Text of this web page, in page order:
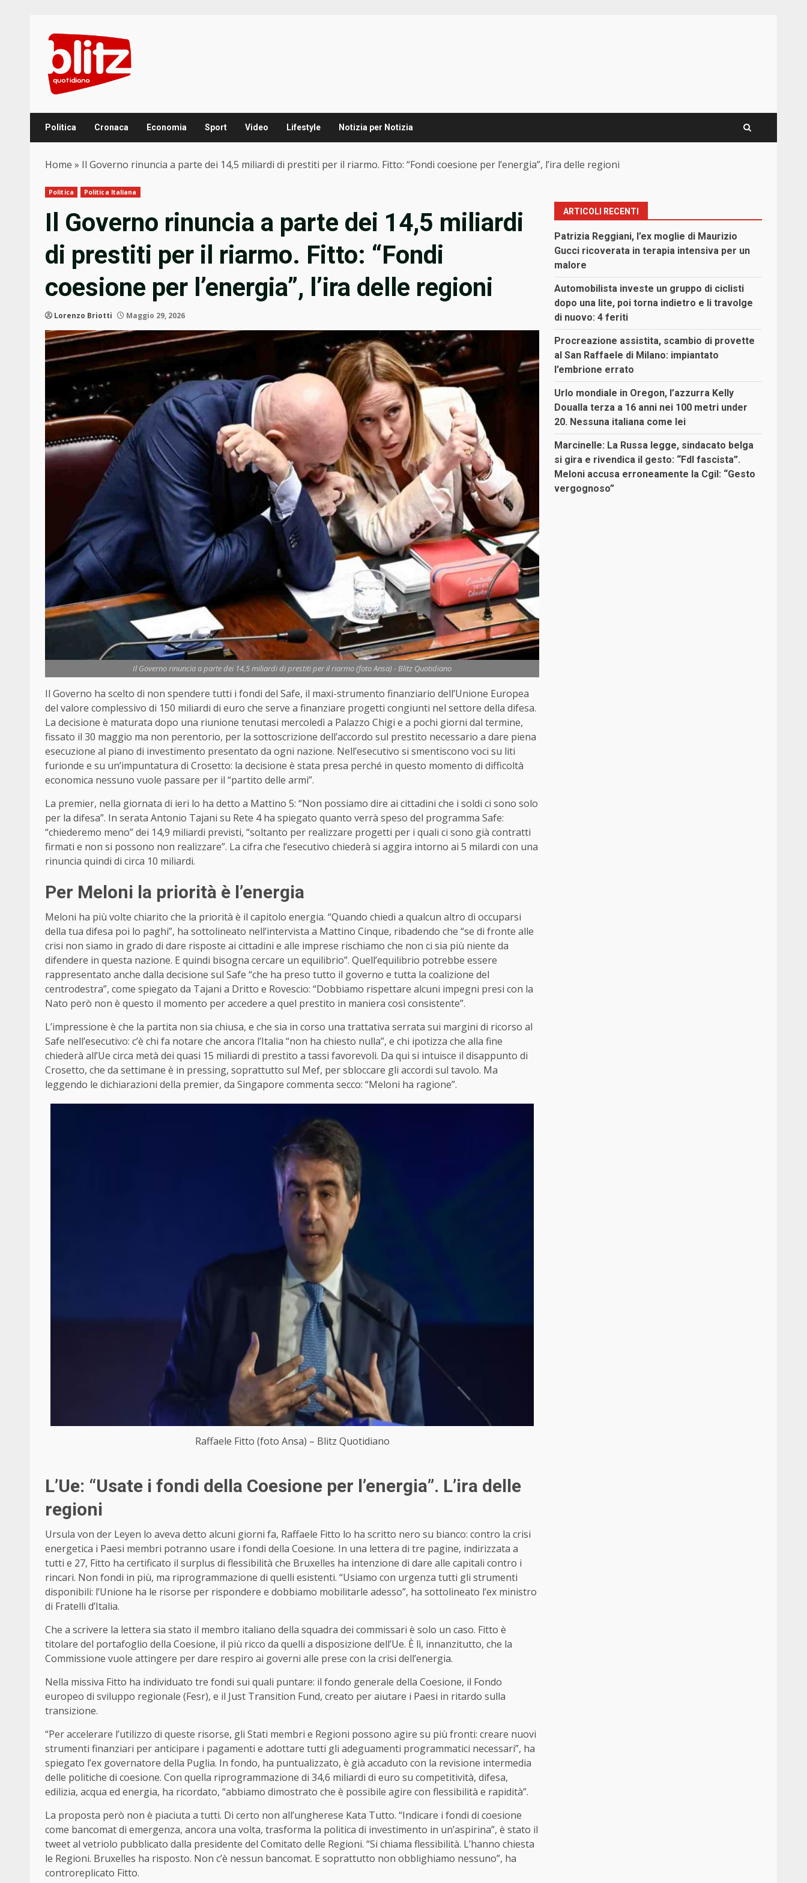
content
Politica Cronaca Economia Sport Video Lifestyle Notizia per Notizia
Home » Il Governo rinuncia a parte dei 14,5 miliardi di prestiti per il riarmo. Fitto: “Fondi coesione per l’energia”, l’ira delle regioni
Politica Politica Italiana
Il Governo rinuncia a parte dei 14,5 miliardi
di prestiti per il riarmo. Fitto: “Fondi
coesione per l’energia”, l’ira delle regioni
Lorenzo Briotti Maggio 29, 2026
Il Governo rinuncia a parte dei 14,5 miliardi di prestiti per il riarmo (foto Ansa) - Blitz Quotidiano
Il Governo ha scelto di non spendere tutti i fondi del Safe, il maxi-strumento finanziario dell’Unione Europea
del valore complessivo di 150 miliardi di euro che serve a finanziare progetti congiunti nel settore della difesa.
La decisione è maturata dopo una riunione tenutasi mercoledì a Palazzo Chigi e a pochi giorni dal termine,
fissato il 30 maggio ma non perentorio, per la sottoscrizione dell’accordo sul prestito necessario a dare piena
esecuzione al piano di investimento presentato da ogni nazione. Nell’esecutivo si smentiscono voci su liti
furionde e su un’impuntatura di Crosetto: la decisione è stata presa perché in questo momento di difficoltà
economica nessuno vuole passare per il “partito delle armi”.
La premier, nella giornata di ieri lo ha detto a Mattino 5: “Non possiamo dire ai cittadini che i soldi ci sono solo
per la difesa”. In serata Antonio Tajani su Rete 4 ha spiegato quanto verrà speso del programma Safe:
“chiederemo meno” dei 14,9 miliardi previsti, “soltanto per realizzare progetti per i quali ci sono già contratti
firmati e non si possono non realizzare”. La cifra che l’esecutivo chiederà si aggira intorno ai 5 milardi con una
rinuncia quindi di circa 10 miliardi.
Per Meloni la priorità è l’energia
Meloni ha più volte chiarito che la priorità è il capitolo energia. “Quando chiedi a qualcun altro di occuparsi
della tua difesa poi lo paghi”, ha sottolineato nell’intervista a Mattino Cinque, ribadendo che “se di fronte alle
crisi non siamo in grado di dare risposte ai cittadini e alle imprese rischiamo che non ci sia più niente da
difendere in questa nazione. E quindi bisogna cercare un equilibrio”. Quell’equilibrio potrebbe essere
rappresentato anche dalla decisione sul Safe “che ha preso tutto il governo e tutta la coalizione del
centrodestra”, come spiegato da Tajani a Dritto e Rovescio: “Dobbiamo rispettare alcuni impegni presi con la
Nato però non è questo il momento per accedere a quel prestito in maniera così consistente”.
L’impressione è che la partita non sia chiusa, e che sia in corso una trattativa serrata sui margini di ricorso al
Safe nell’esecutivo: c’è chi fa notare che ancora l’Italia “non ha chiesto nulla”, e chi ipotizza che alla fine
chiederà all’Ue circa metà dei quasi 15 miliardi di prestito a tassi favorevoli. Da qui si intuisce il disappunto di
Crosetto, che da settimane è in pressing, soprattutto sul Mef, per sbloccare gli accordi sul tavolo. Ma
leggendo le dichiarazioni della premier, da Singapore commenta secco: “Meloni ha ragione”.
Raffaele Fitto (foto Ansa) – Blitz Quotidiano
L’Ue: “Usate i fondi della Coesione per l’energia”. L’ira delle
regioni
Ursula von der Leyen lo aveva detto alcuni giorni fa, Raffaele Fitto lo ha scritto nero su bianco: contro la crisi
energetica i Paesi membri potranno usare i fondi della Coesione. In una lettera di tre pagine, indirizzata a
tutti e 27, Fitto ha certificato il surplus di flessibilità che Bruxelles ha intenzione di dare alle capitali contro i
rincari. Non fondi in più, ma riprogrammazione di quelli esistenti. “Usiamo con urgenza tutti gli strumenti
disponibili: l’Unione ha le risorse per rispondere e dobbiamo mobilitarle adesso”, ha sottolineato l’ex ministro
di Fratelli d’Italia.
Che a scrivere la lettera sia stato il membro italiano della squadra dei commissari è solo un caso. Fitto è
titolare del portafoglio della Coesione, il più ricco da quelli a disposizione dell’Ue. È lì, innanzitutto, che la
Commissione vuole attingere per dare respiro ai governi alle prese con la crisi dell’energia.
Nella missiva Fitto ha individuato tre fondi sui quali puntare: il fondo generale della Coesione, il Fondo
europeo di sviluppo regionale (Fesr), e il Just Transition Fund, creato per aiutare i Paesi in ritardo sulla
transizione.
“Per accelerare l’utilizzo di queste risorse, gli Stati membri e Regioni possono agire su più fronti: creare nuovi
strumenti finanziari per anticipare i pagamenti e adottare tutti gli adeguamenti programmatici necessari”, ha
spiegato l’ex governatore della Puglia. In fondo, ha puntualizzato, è già accaduto con la revisione intermedia
delle politiche di coesione. Con quella riprogrammazione di 34,6 miliardi di euro su competitività, difesa,
edilizia, acqua ed energia, ha ricordato, “abbiamo dimostrato che è possibile agire con flessibilità e rapidità”.
La proposta però non è piaciuta a tutti. Di certo non all’ungherese Kata Tutto. “Indicare i fondi di coesione
come bancomat di emergenza, ancora una volta, trasforma la politica di investimento in un’aspirina”, è stato il
tweet al vetriolo pubblicato dalla presidente del Comitato delle Regioni. “Si chiama flessibilità. L’hanno chiesta
le Regioni. Bruxelles ha risposto. Non c’è nessun bancomat. E soprattutto non obblighiamo nessuno”, ha
controreplicato Fitto.
ARTICOLI RECENTI
Patrizia Reggiani, l’ex moglie di Maurizio
Gucci ricoverata in terapia intensiva per un
malore
Automobilista investe un gruppo di ciclisti
dopo una lite, poi torna indietro e li travolge
di nuovo: 4 feriti
Procreazione assistita, scambio di provette
al San Raffaele di Milano: impiantato
l’embrione errato
Urlo mondiale in Oregon, l’azzurra Kelly
Doualla terza a 16 anni nei 100 metri under
20. Nessuna italiana come lei
Marcinelle: La Russa legge, sindacato belga
si gira e rivendica il gesto: “FdI fascista”.
Meloni accusa erroneamente la Cgil: “Gesto
vergognoso”